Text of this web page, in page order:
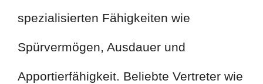
spezialisierten Fähigkeiten wie
Spürvermögen, Ausdauer und
Apportierfähigkeit. Beliebte Vertreter wie